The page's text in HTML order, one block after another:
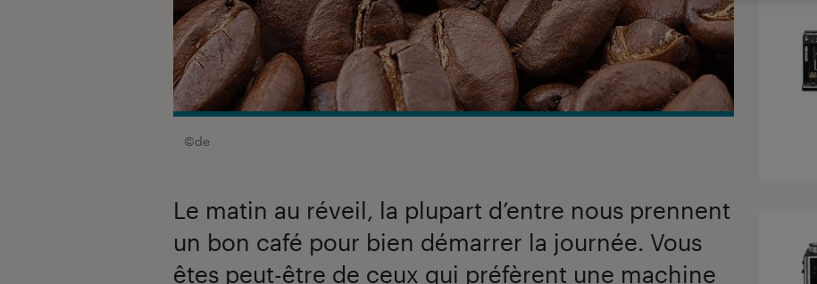
©de
Le matin au réveil, la plupart d’entre nous prennent
un bon café pour bien démarrer la journée. Vous
êtes peut-être de ceux qui préfèrent une machine